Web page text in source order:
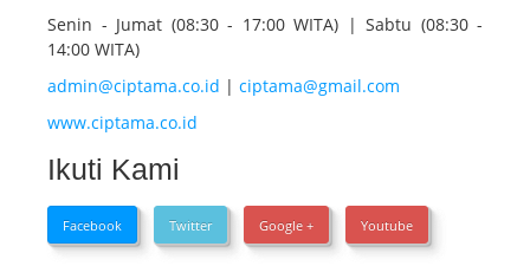
Senin - Jumat (08:30 - 17:00 WITA) | Sabtu (08:30 -
14:00 WITA)
admin@ciptama.co.id | ciptama@gmail.com
www.ciptama.co.id
Ikuti Kami
Facebook Twitter Google + Youtube